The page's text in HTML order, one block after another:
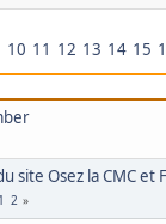
10 11 12 13 14 15
site Osez la CMC et
1 2